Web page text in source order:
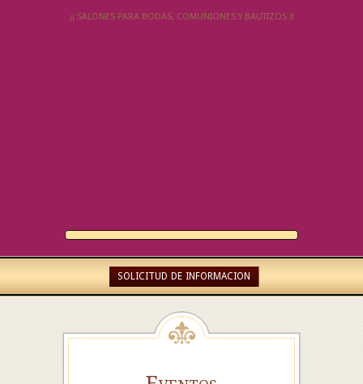
¡¡ SALONES PARA BODAS, COMUNIONES Y BAUTIZOS !!
SOLICITUD DE INFORMACION